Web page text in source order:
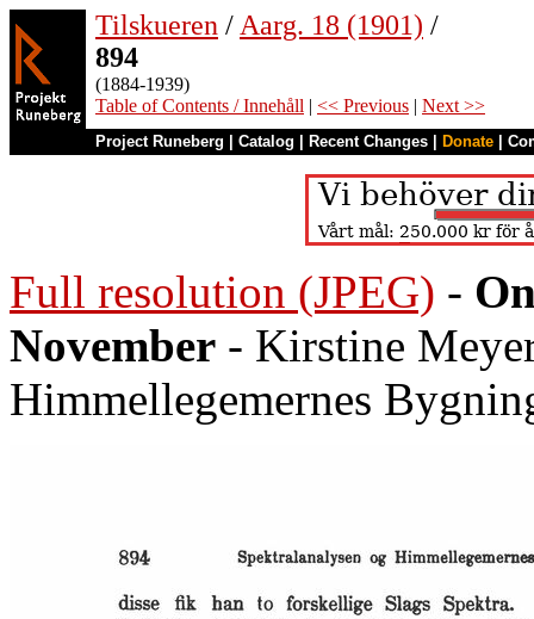
Tilskueren / Aarg. 18 (1901) /
894
(1884-1939)
Table of Contents / Innehåll | << Previous | Next >>
Project Runeberg Catalog Recent Changes Donate
Full resolution (JPEG) -
November - Kirstine
Himmellegemernes